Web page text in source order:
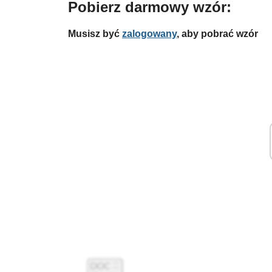
Pobierz darmowy wzór:
Musisz być zalogowany, aby pobrać wzór